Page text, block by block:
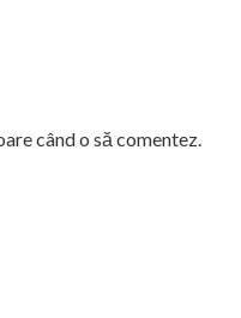
când o să comentez.